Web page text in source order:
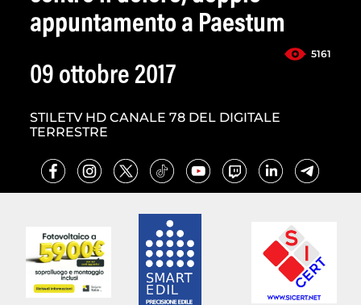
appuntamento a Paestum
5161
09 ottobre 2017
STILETV HD CANALE 78 DEL DIGITALE
TERRESTRE